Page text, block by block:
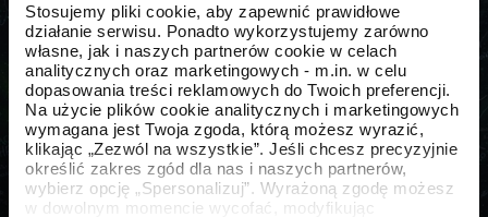
Stosujemy pliki cookie, aby zapewnić prawidłowe
działanie serwisu. Ponadto wykorzystujemy zarówno
własne, jak i naszych partnerów cookie w celach
analitycznych oraz marketingowych - m.in. w celu
dopasowania treści reklamowych do Twoich preferencji.
Na użycie plików cookie analitycznych i marketingowych
wymagana jest Twoja zgoda, którą możesz wyrazić,
klikając „Zezwól na wszystkie”. Jeśli chcesz precyzyjnie
określić zakres zgód dla nas i naszych partnerów,
wybierz opcję „Spersonalizuj”. Wyrażoną zgodę możesz
w dowolnym momencie wycofać, modyfikując